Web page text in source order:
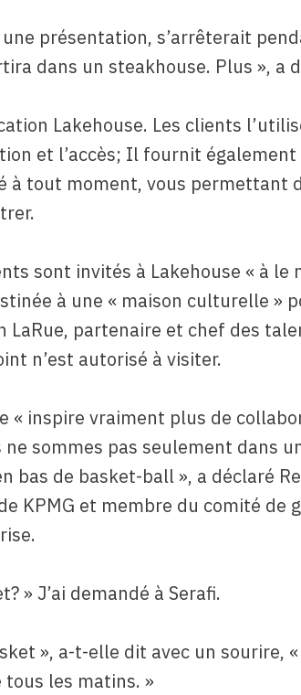
présentation, s’arrêterait
dans un steakhouse. Plus », a
Lakehouse. Les clients
et l’accès; Il fournit
à tout moment, vous permettant
sont invités à Lakehouse « à le
à une « maison culturelle »
LaRue, partenaire et chef des
n’est autorisé à visiter.
« inspire vraiment plus de
sommes pas seulement dans
bas de basket-ball », a déclaré
KPMG et membre du comité de
» J’ai demandé à Serafi.
», a-t-elle dit avec un sourire,
les matins. »